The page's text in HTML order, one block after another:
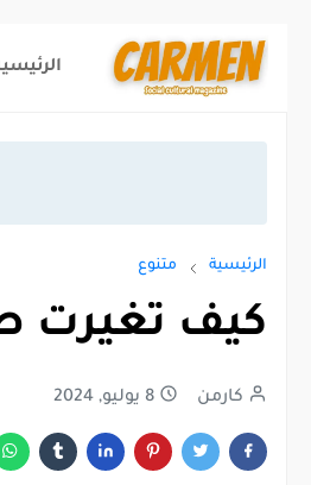
الرئيسية متنوع
كيف تغيرت
كارمن 8 يوليو, 2024